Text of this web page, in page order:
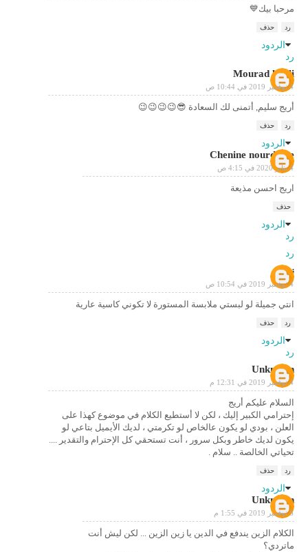
مرحبا بيك💙
رد حذف
الردود
رد
Mourad kabli
4 نوفمبر 2019 في 10:44 ص
أريج سليم, أتمنى لك السعادة 😎😉😉😉😉
رد حذف
الردود
Chenine nourddine
4 يناير 2020 في 4:15 ص
اريج احسن مذيعة
حذف
الردود
رد
رد
نوح
4 نوفمبر 2019 في 10:54 ص
انتي جميلة لو لبستي ملابسة المستورة لا تكوني كاسية عارية
رد حذف
الردود
رد
Unknown
4 نوفمبر 2019 في 12:31 م
السلام عليكم أريج
إحترامي الكبير إليك ، لكن لا أستطيع الكلام في موضوع كهذا على
العلن ، بودي لو يكون عالخاص لو تكرمتي ، لديك الأيميل بتاعي لو
يكون لديك خاطر وبكل سرور ، أنت تستحقي كل الإحترام والتقدير ....
تحياتي الخالصة .. سلام .
رد حذف
الردود
Unknown
6 نوفمبر 2019 في 1:55 م
الكلام الزين يندفع في الدين يا زين الزين ... لكن ليش أنت
ماتردي؟